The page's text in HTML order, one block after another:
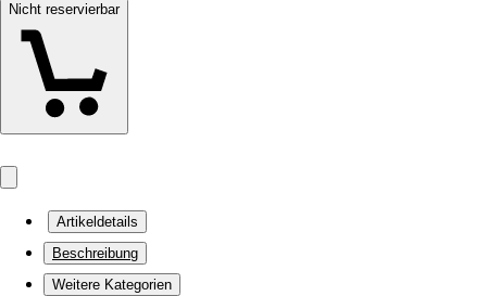
Nicht reservierbar
Artikeldetails
Beschreibung
Weitere Kategorien